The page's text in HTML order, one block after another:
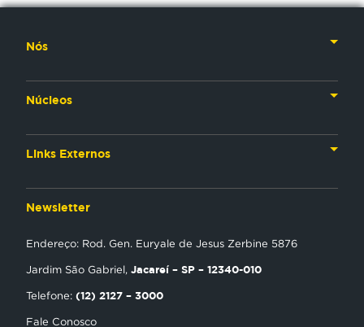
Nós
Núcleos
Links Externos
Encontre uma Igreja
Newsletter
Endereço: Rod. Gen. Euryale de Jesus Zerbine 5876
Jardim São Gabriel, Jacareí – SP – 12340-010
Telefone: (12) 2127 – 3000
Fale Conosco